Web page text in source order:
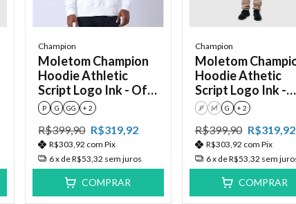
Champion
Moletom Champion
Hoodie Athletic
Script Logo Ink - Off
White
P G GG + 2
R$399,90 R$319,92
R$303,92 com Pix
6x deR$53,32 sem juros
COMPRAR
Champion
Moletom
Hoodie Athetic
Script Logo Ink -
Dark Khaki
P M G + 2
R$399,90 R$319,92
R$303,92 com Pix
6x deR$53,32 sem
COMPRAR